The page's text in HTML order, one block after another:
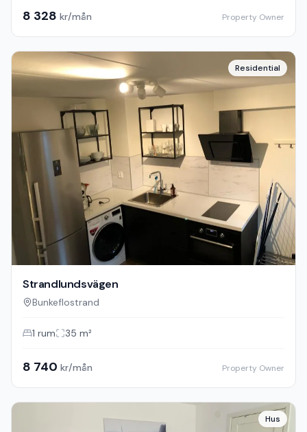
8 328 kr/mån Property Owner
Residential
Strandlundsvägen
Bunkeflostrand
1 rum 35 m²
8 740 kr/mån Property Owner
Hus